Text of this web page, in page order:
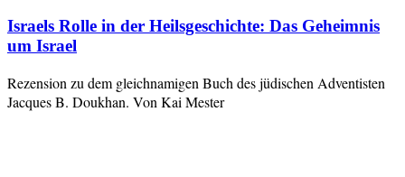
Israels Rolle in der Heilsgeschichte: Das Geheimnis
um Israel
Rezension zu dem gleichnamigen Buch des jüdischen Adventisten
Jacques B. Doukhan. Von Kai Mester